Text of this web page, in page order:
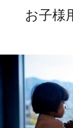
お子様